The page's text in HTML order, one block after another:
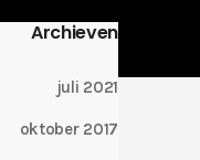
Archieven
juli 2021
oktober 2017